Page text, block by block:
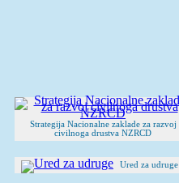
Strategija Nacionalne zaklade za razvoj
civilnoga drustva NZRCD
Ured za udruge